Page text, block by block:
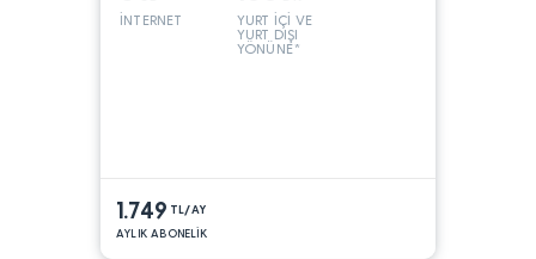
İNTERNET
YURT İÇİ VE
YURT DIŞI
YÖNÜNE*
1.749 TL/AY
AYLIK ABONELİK